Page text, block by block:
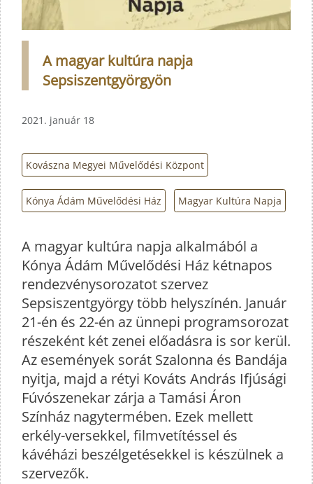
A magyar kultúra napja
Sepsiszentgyörgyön
2021. január 18
Kovászna Megyei Művelődési Központ
Kónya Ádám Művelődési Ház Magyar Kultúra Napja
A magyar kultúra napja alkalmából a
Kónya Ádám Művelődési Ház kétnapos
rendezvénysorozatot szervez
Sepsiszentgyörgy több helyszínén. Január
21-én és 22-én az ünnepi programsorozat
részeként két zenei előadásra is sor kerül.
Az események sorát Szalonna és Bandája
nyitja, majd a rétyi Kováts András Ifjúsági
Fúvószenekar zárja a Tamási Áron
Színház nagytermében. Ezek mellett
erkély-versekkel, filmvetítéssel és
kávéházi beszélgetésekkel is készülnek a
szervezők.